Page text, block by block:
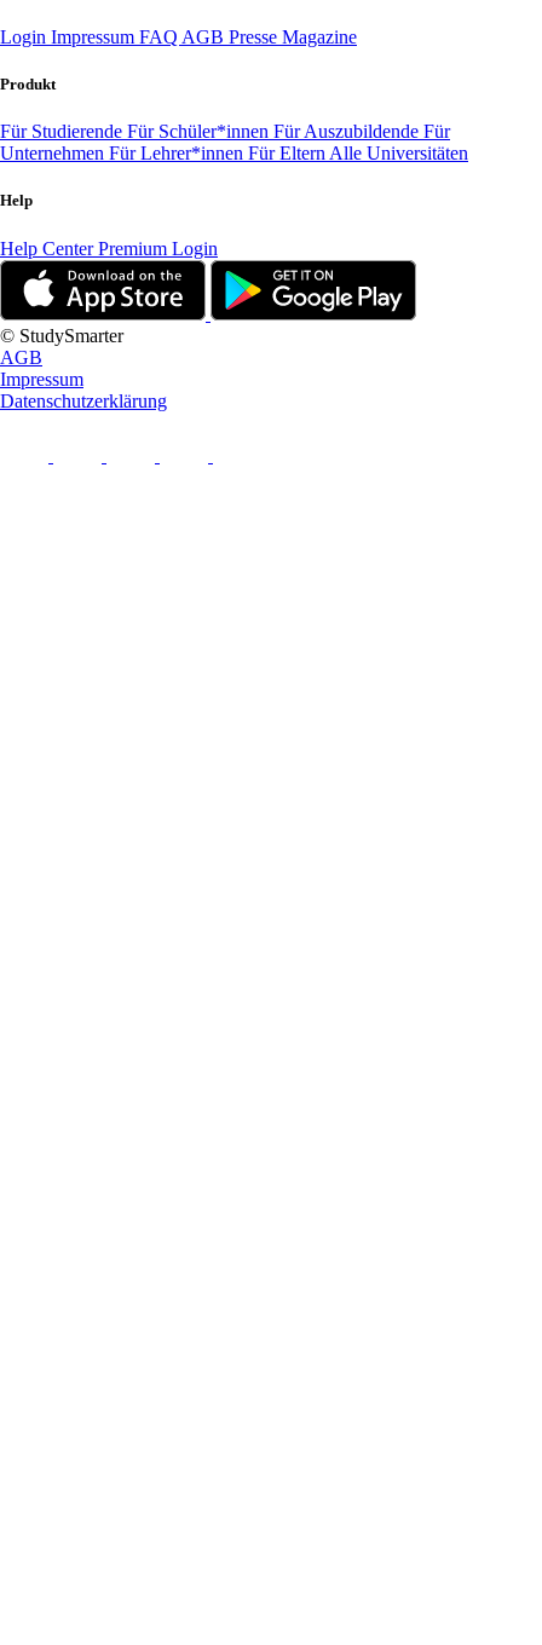
Login Impressum FAQ AGB Presse Magazine
Produkt
Für Studierende Für Schüler*innen Für Auszubildende Für
Unternehmen Für Lehrer*innen Für Eltern Alle Universitäten
Help
Help CenterPremium Login
© StudySmarter
AGB
Impressum
Datenschutzerklärung